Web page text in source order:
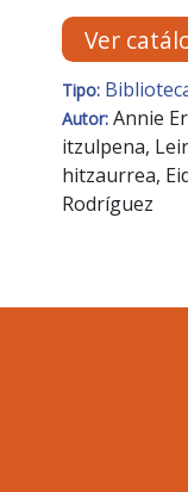
Ver
Tipo:
Autor: Annie
itzulpena,
hitzaurrea,
Rodríguez